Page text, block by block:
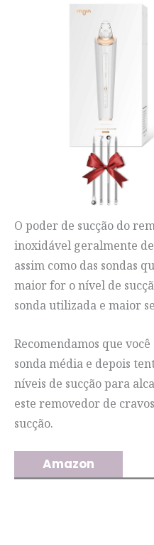
O poder de sucção do
inoxidável geralmente
assim como das sondas
maior for o nível de
sonda utilizada e maior
Recomendamos que
sonda média e depois
níveis de sucção para
este removedor de
sucção.
Amazon